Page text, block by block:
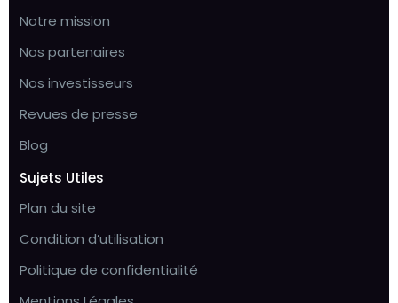
Notre mission
Nos partenaires
Nos investisseurs
Revues de presse
Blog
Sujets Utiles
Plan du site
Condition d’utilisation
Politique de confidentialité